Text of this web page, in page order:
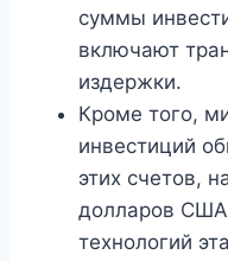
суммы
включают
издержки.
Кроме того,
инвестиций
этих счетов,
долларов
технологий